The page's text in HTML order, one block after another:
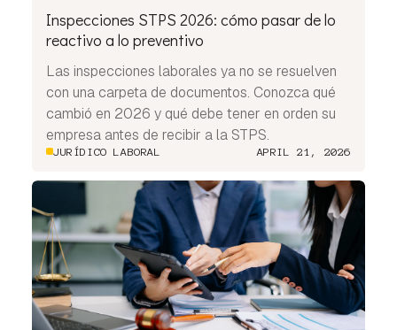
Inspecciones STPS 2026: cómo pasar de lo
reactivo a lo preventivo
Las inspecciones laborales ya no se resuelven
con una carpeta de documentos. Conozca qué
cambió en 2026 y qué debe tener en orden su
empresa antes de recibir a la STPS.
JURÍDICO LABORAL APRIL 21, 2026